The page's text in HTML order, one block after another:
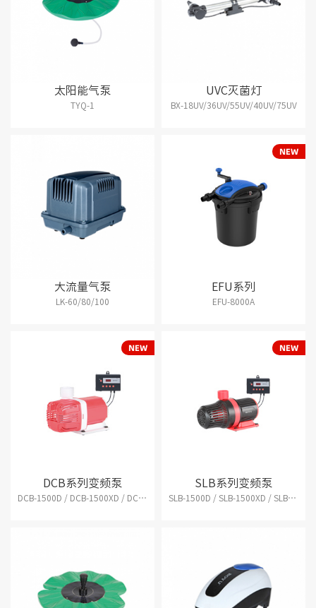
太阳能气泵
TYQ-1
UVC灭菌灯
BX-18UV/36UV/55UV/40UV/75UV
大流量气泵
LK-60/80/100
EFU系列
EFU-8000A
DCB系列变频泵
DCB-1500D / DCB-1500XD / DCB-2500D / DCB-2500XD
SLB系列变频泵
SLB-1500D / SLB-1500XD / SLB-2500D / SLB-2500XD